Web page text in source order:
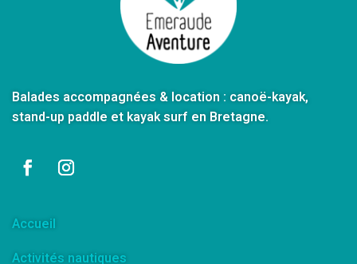
Balades accompagnées & location : canoë-kayak,
stand-up paddle et kayak surf en Bretagne.
Accueil
Activités nautiques